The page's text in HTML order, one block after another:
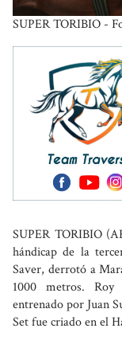
SUPER TORIBIO -
SUPER TORIBIO
hándicap de la
Saver, derrotó a
1000 metros.
entrenado por Juan
Set fue criado en el